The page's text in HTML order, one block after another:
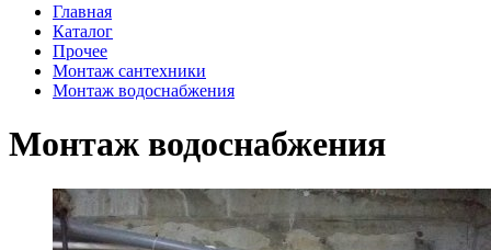
Главная
Каталог
Прочее
Монтаж сантехники
Монтаж водоснабжения
Монтаж водоснабжения